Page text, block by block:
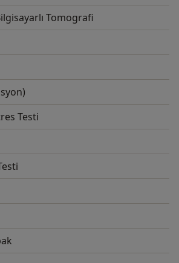
Tomografi
Testi